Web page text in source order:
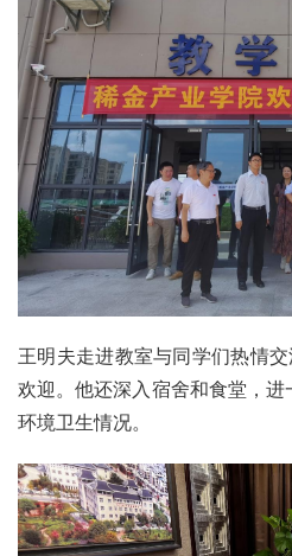
王明夫走进教室与同学们热情
欢迎。他还深入宿舍和食堂，
环境卫生情况。